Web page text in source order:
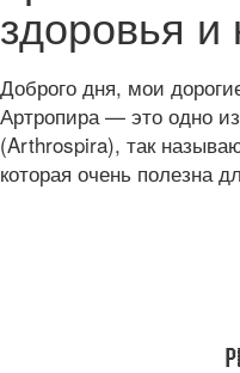
здоровья и
Доброго дня, мои
Артропира — это одно
(Arthrospira), так
которая очень полезна